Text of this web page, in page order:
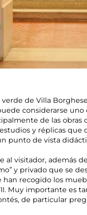
de Villa
considerarse
de las
y réplicas
punto de vista
visitador, además
y privado que se
han recogido los
Muy importante es
de particular